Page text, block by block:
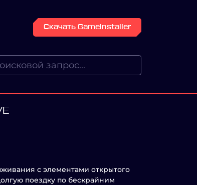
Скачать GameInstaller
с элементами открытого
поездку по бескрайним